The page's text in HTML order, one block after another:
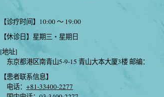
【诊疗时间】10:00 〜 19:00
【休诊日】星期三・星期日
[地址]
东京都港区南青山5-9-15 青山大本大厦3楼 邮编：
【患者联系信息】
电话： +81-33400-2277